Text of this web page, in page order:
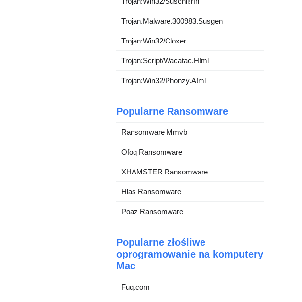
Trojan.Malware.300983.Susgen
Trojan:Win32/Cloxer
Trojan:Script/Wacatac.H!ml
Trojan:Win32/Phonzy.A!ml
Popularne Ransomware
Ransomware Mmvb
Ofoq Ransomware
XHAMSTER Ransomware
Hlas Ransomware
Poaz Ransomware
Popularne złośliwe
oprogramowanie na komputery
Mac
Fuq.com